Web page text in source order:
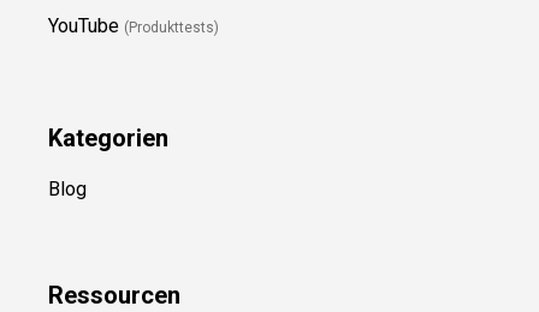
YouTube (Produkttests)
Kategorien
Blog
Ressourcen